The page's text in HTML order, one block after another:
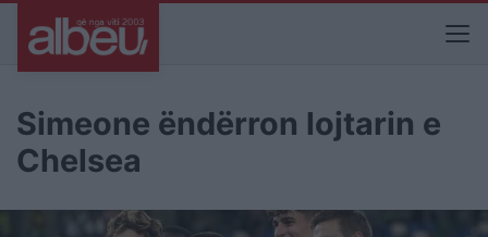
Simeone ëndërron lojtarin e
Chelsea